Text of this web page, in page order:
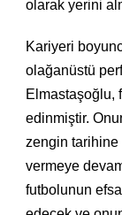
olarak yerini
Kariyeri
olağanüstü
Elmastaşoğlu,
edinmiştir.
zengin tarihine
vermeye
futbolunun